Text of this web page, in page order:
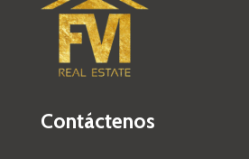
Contáctenos